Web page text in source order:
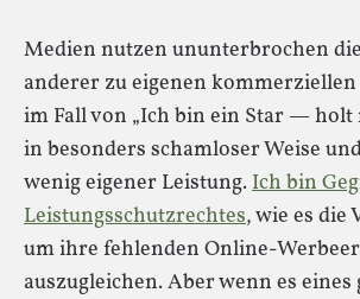
Medien nutzen ununterbrochen
anderer zu eigenen
im Fall von „Ich bin ein Star — holt
in besonders schamloser Weise
wenig eigener Leistung.Ich bin
Leistungsschutzrechtes, wie es die
um ihre fehlenden Online-
auszugleichen. Aber wenn es